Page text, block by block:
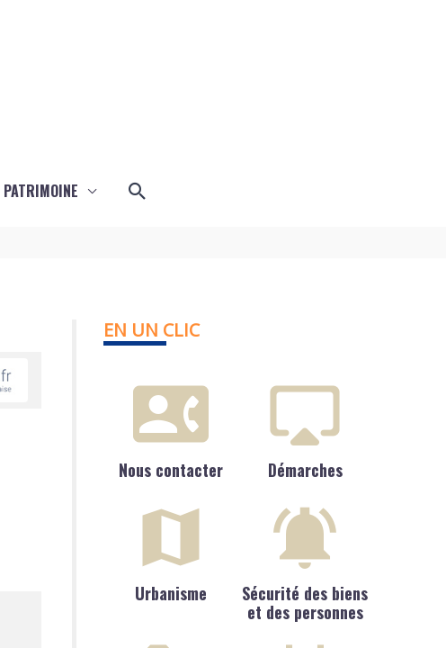
PATRIMOINE Rechercher
EN UN CLIC
Nous contacter Démarches
Urbanisme
Sécurité des biens
et des personnes